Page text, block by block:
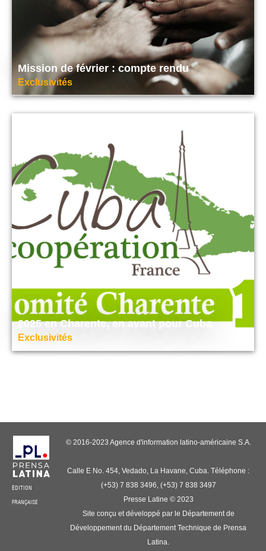
Mission de février : compte rendu
Exclusivités
2025 en Charente, en avant pour Cuba
Exclusivités
ÉDITION
FRANÇAISE
© 2016-2023 Agence d'information latino-américaine S.A.
Calle E No. 454, Vedado, La Havane, Cuba. Téléphone :
(+53) 7 838 3496, (+53) 7 838 3497
Presse Latine © 2023
Site conçu et développé par le Département de
Développement du Département Technique de Prensa
Latina.